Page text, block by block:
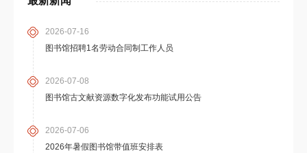
2026-07-16
图书馆招聘1名劳动合同制工作人员
2026-07-08
图书馆古文献资源数字化发布功能试用公告
2026-07-06
2026年暑假图书馆带值班安排表